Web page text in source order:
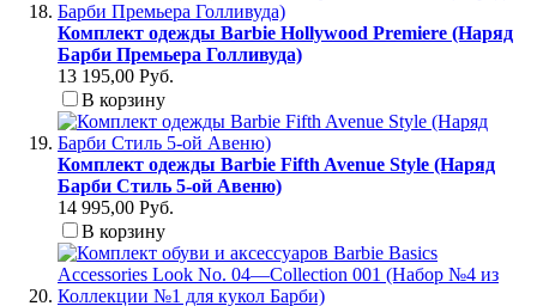
Комплект одежды Barbie Hollywood Premiere (Наряд
Барби Премьера Голливуда)
13 195,00 Руб.
В корзину
Комплект одежды Barbie Fifth Avenue Style (Наряд
Барби Стиль 5-ой Авеню)
14 995,00 Руб.
В корзину